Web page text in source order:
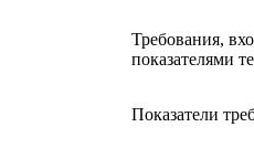
Требования,
показателями
Показатели